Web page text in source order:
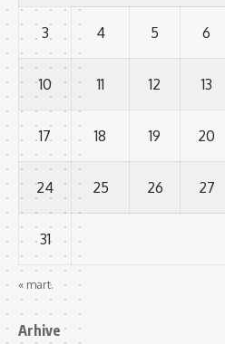
3 4 5 6
10 11 12 13
17 18 19 20
24 25 26 27
31
« mart.
Arhive